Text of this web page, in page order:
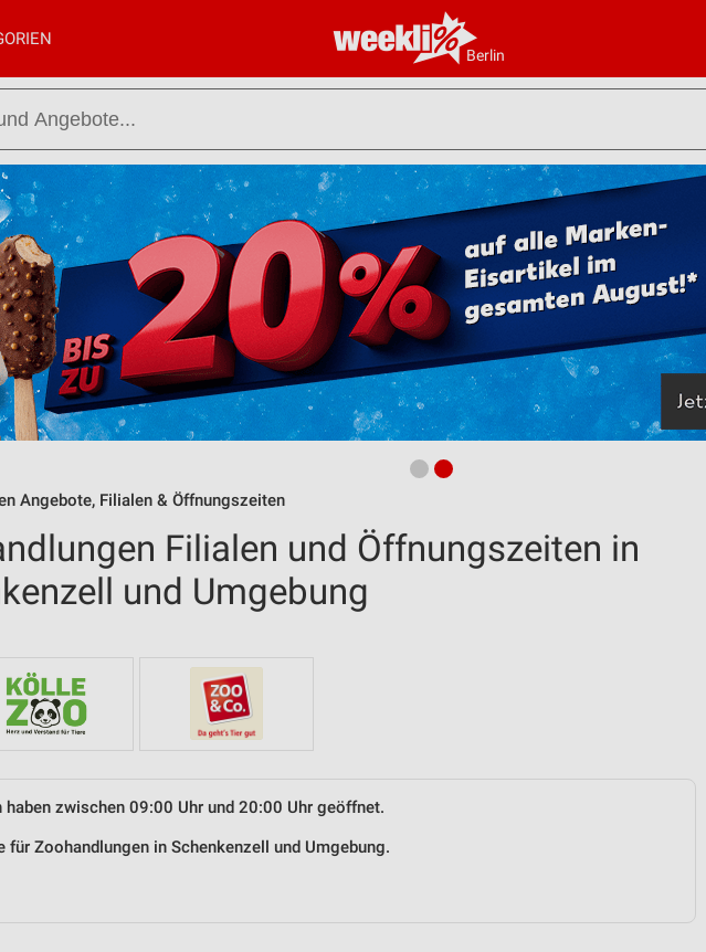
Berlin
Angebote, Filialen & Öffnungszeiten
Filialen und Öffnungszeiten in
und Umgebung
haben zwischen 09:00 Uhr und 20:00 Uhr geöffnet.
Zoohandlungen in Schenkenzell und Umgebung.